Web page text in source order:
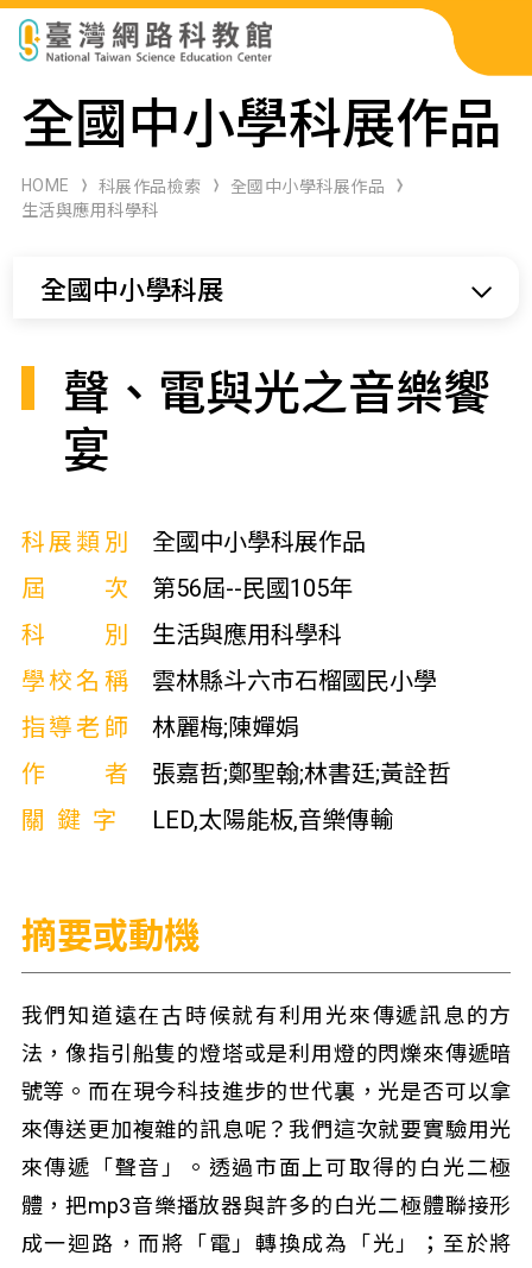
科展作品檢索
科學研習月刊
全國中小學科展作品
HOME 科展作品檢索
全國中小學科展作品
生活與應用科學科
全國中小學科展
聲、電與光之音樂饗
宴
科展類別
全國中小學科展作品
屆次
第56屆--民國105年
科別
生活與應用科學科
學校名稱
雲林縣斗六市石榴國民小學
指導老師
林麗梅;陳嬋娟
作者
張嘉哲;鄭聖翰;林書廷;黃詮哲
關鍵字
LED,太陽能板,音樂傳輸
摘要或動機
我們知道遠在古時候就有利用光來傳遞訊息的方
法，像指引船隻的燈塔或是利用燈的閃爍來傳遞暗
號等。而在現今科技進步的世代裏，光是否可以拿
來傳送更加複雜的訊息呢？我們這次就要實驗用光
來傳遞「聲音」。透過市面上可取得的白光二極
體，把mp3音樂播放器與許多的白光二極體聯接形
成一迴路，而將「電」轉換成為「光」；至於將